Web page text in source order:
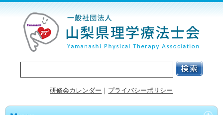
研修会カレンダー ｜ プライバシーポリシー